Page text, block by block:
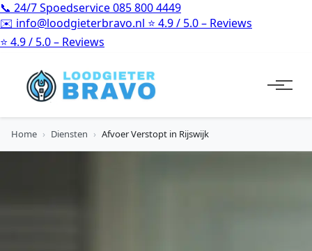
📞 24/7 Spoedservice085 800 4449
✉️ info@loodgieterbravo.nl ⭐ 4.9 / 5.0 – Reviews
⭐ 4.9 / 5.0 – Reviews
Home › Diensten › Afvoer Verstopt in Rijswijk